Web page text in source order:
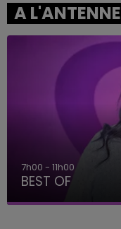
A L'ANTENNE
7h00 - 11h00
BEST OF